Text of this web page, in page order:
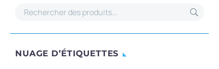
NUAGE D’ÉTIQUETTES